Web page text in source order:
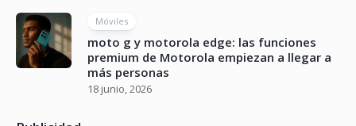
Móviles
moto g y motorola edge: las funciones
premium de Motorola empiezan a llegar a
más personas
18 junio, 2026